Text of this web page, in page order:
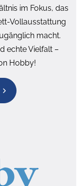
im Fokus, das
Vollausstattung
macht.
echte Vielfalt –
Hobby!